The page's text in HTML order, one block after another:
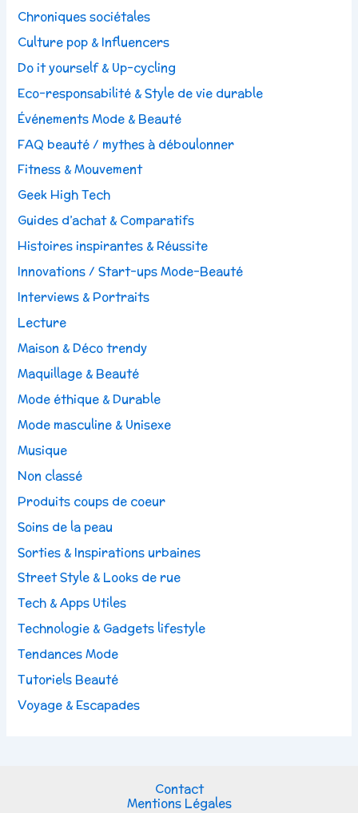
Chroniques sociétales
Culture pop & Influencers
Do it yourself & Up-cycling
Eco-responsabilité & Style de vie durable
Événements Mode & Beauté
FAQ beauté / mythes à déboulonner
Fitness & Mouvement
Geek High Tech
Guides d’achat & Comparatifs
Histoires inspirantes & Réussite
Innovations / Start-ups Mode-Beauté
Interviews & Portraits
Lecture
Maison & Déco trendy
Maquillage & Beauté
Mode éthique & Durable
Mode masculine & Unisexe
Musique
Non classé
Produits coups de coeur
Soins de la peau
Sorties & Inspirations urbaines
Street Style & Looks de rue
Tech & Apps Utiles
Technologie & Gadgets lifestyle
Tendances Mode
Tutoriels Beauté
Voyage & Escapades
Contact
Mentions Légales